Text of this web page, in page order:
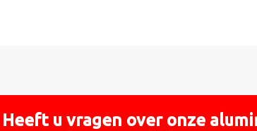
Heeft u vragen over onze